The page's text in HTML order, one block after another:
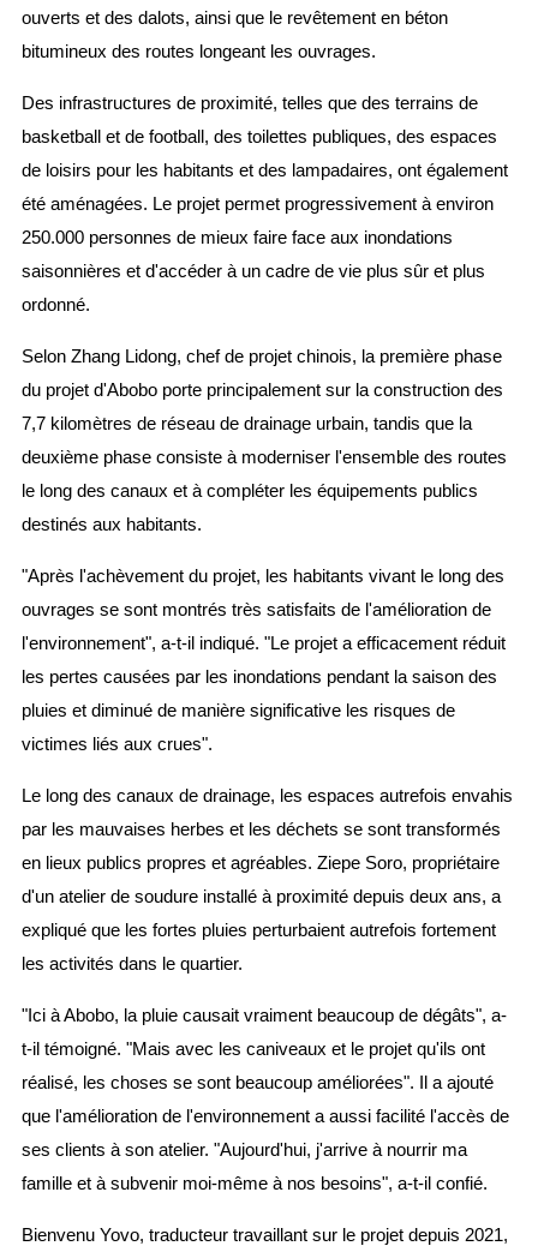
ouverts et des dalots, ainsi que le revêtement en béton
bitumineux des routes longeant les ouvrages.
Des infrastructures de proximité, telles que des terrains de
basketball et de football, des toilettes publiques, des espaces
de loisirs pour les habitants et des lampadaires, ont également
été aménagées. Le projet permet progressivement à environ
250.000 personnes de mieux faire face aux inondations
saisonnières et d'accéder à un cadre de vie plus sûr et plus
ordonné.
Selon Zhang Lidong, chef de projet chinois, la première phase
du projet d'Abobo porte principalement sur la construction des
7,7 kilomètres de réseau de drainage urbain, tandis que la
deuxième phase consiste à moderniser l'ensemble des routes
le long des canaux et à compléter les équipements publics
destinés aux habitants.
"Après l'achèvement du projet, les habitants vivant le long des
ouvrages se sont montrés très satisfaits de l'amélioration de
l'environnement", a-t-il indiqué. "Le projet a efficacement réduit
les pertes causées par les inondations pendant la saison des
pluies et diminué de manière significative les risques de
victimes liés aux crues".
Le long des canaux de drainage, les espaces autrefois envahis
par les mauvaises herbes et les déchets se sont transformés
en lieux publics propres et agréables. Ziepe Soro, propriétaire
d'un atelier de soudure installé à proximité depuis deux ans, a
expliqué que les fortes pluies perturbaient autrefois fortement
les activités dans le quartier.
"Ici à Abobo, la pluie causait vraiment beaucoup de dégâts", a-
t-il témoigné. "Mais avec les caniveaux et le projet qu'ils ont
réalisé, les choses se sont beaucoup améliorées". Il a ajouté
que l'amélioration de l'environnement a aussi facilité l'accès de
ses clients à son atelier. "Aujourd'hui, j'arrive à nourrir ma
famille et à subvenir moi-même à nos besoins", a-t-il confié.
Bienvenu Yovo, traducteur travaillant sur le projet depuis 2021,